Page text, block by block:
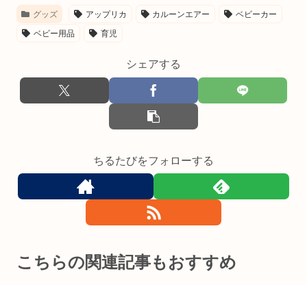
グッズ アップリカ カルーンエアー ベビーカー
ベビー用品 育児
シェアする
ちるたびをフォローする
こちらの関連記事もおすすめ